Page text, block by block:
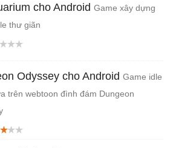
cho Android Game xây dựng
thư giãn
Odyssey cho Android Game idle
trên webtoon đình đám Dungeon